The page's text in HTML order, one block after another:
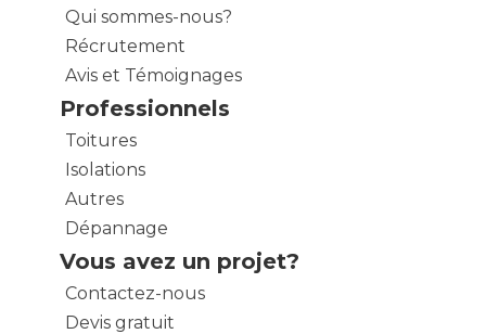
Qui sommes-nous?
Récrutement
Avis et Témoignages
Professionnels
Toitures
Isolations
Autres
Dépannage
Vous avez un projet?
Contactez-nous
Devis gratuit